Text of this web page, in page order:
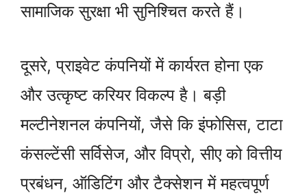
सामाजिक सुरक्षा भी सुनिश्चित करते हैं।
दूसरे, प्राइवेट कंपनियों में कार्यरत होना एक
और उत्कृष्ट करियर विकल्प है। बड़ी
मल्टीनेशनल कंपनियों, जैसे कि इंफोसिस, टाटा
कंसल्टेंसी सर्विसेज, और विप्रो, सीए को वित्तीय
प्रबंधन, ऑडिटिंग और टैक्सेशन में महत्वपूर्ण